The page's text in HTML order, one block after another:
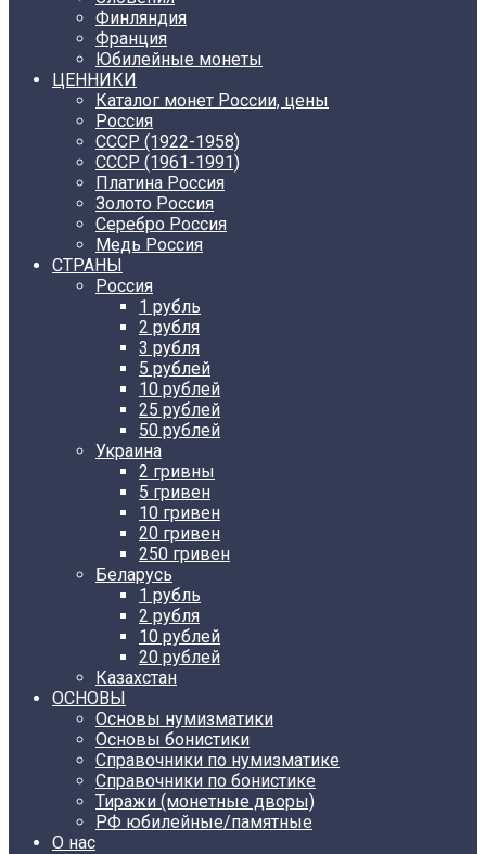
Финляндия
Франция
Юбилейные монеты
ЦЕННИКИ
Каталог монет России, цены
Россия
СССР (1922-1958)
CCCР (1961-1991)
Платина Россия
Золото Россия
Серебро Россия
Медь Россия
СТРАНЫ
Россия
1 рубль
2 рубля
3 рубля
5 рублей
10 рублей
25 рублей
50 рублей
Украина
2 гривны
5 гривен
10 гривен
20 гривен
250 гривен
Беларусь
1 рубль
2 рубля
10 рублей
20 рублей
Казахстан
ОСНОВЫ
Основы нумизматики
Основы бонистики
Справочники по нумизматике
Справочники по бонистике
Тиражи (монетные дворы)
РФ юбилейные/памятные
О нас